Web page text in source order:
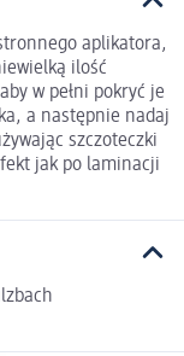
aplikatora,
ilość
w pełni pokryć je
a następnie nadaj
szczoteczki
jak po laminacji